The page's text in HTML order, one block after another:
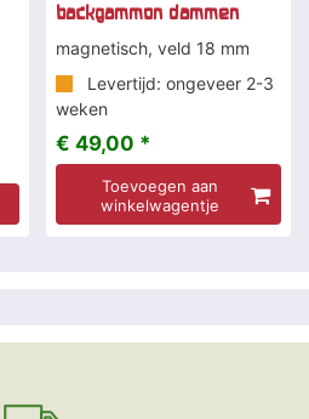
backgammon dammen
magnetisch, veld 18 mm
Levertijd: ongeveer 2-3
weken
€ 49,00 *
Toevoegen aan
winkelwagentje